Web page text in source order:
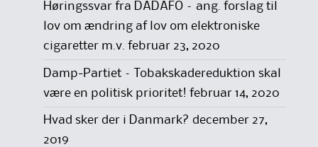
Høringssvar fra DADAFO – ang. forslag til
lov om ændring af lov om elektroniske
cigaretter m.v. februar 23, 2020
Damp-Partiet – Tobakskadereduktion skal
være en politisk prioritet! februar 14, 2020
Hvad sker der i Danmark? december 27,
2019